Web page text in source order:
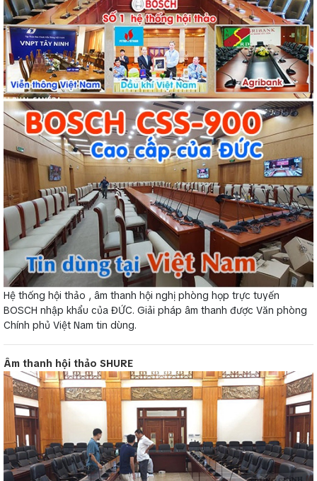
Hệ thống hội thảo , âm thanh hội nghị phòng họp trực tuyến
BOSCH nhập khẩu của ĐỨC. Giải pháp âm thanh được Văn phòng
Chính phủ Việt Nam tin dùng.
Âm thanh hội thảo SHURE